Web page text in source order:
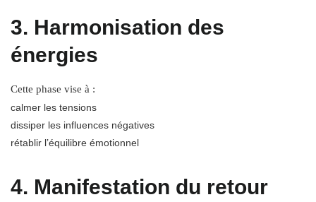
3. Harmonisation des
énergies
Cette phase vise à :
calmer les tensions
dissiper les influences négatives
rétablir l’équilibre émotionnel
4. Manifestation du retour